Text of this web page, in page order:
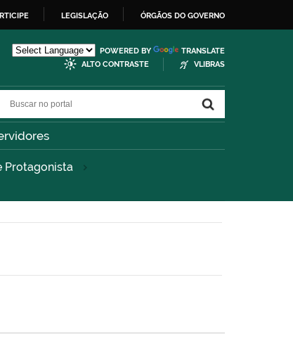
LEGISLAÇÃO ÓRGÃOS DO GOVERNO
POWERED BY
TRANSLATE
ALTO CONTRASTE
VLIBRAS
Protagonista